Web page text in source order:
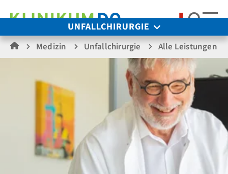
UNFALLCHIRURGIE
Medizin Unfallchirurgie Alle Leistungen